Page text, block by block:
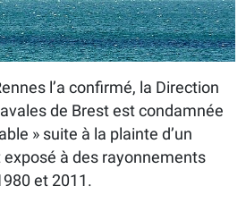
l’a confirmé, la Direction
de Brest est condamnée
» suite à la plainte d’un
exposé à des rayonnements
et 2011.